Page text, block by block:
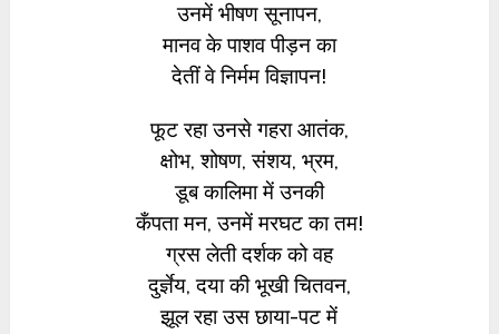
उनमें भीषण सूनापन,
मानव के पाशव पीड़न का
देतीं वे निर्मम विज्ञापन!
फूट रहा उनसे गहरा आतंक,
क्षोभ, शोषण, संशय, भ्रम,
डूब कालिमा में उनकी
कँपता मन, उनमें मरघट का तम!
ग्रस लेती दर्शक को वह
दुर्ज्ञेय, दया की भूखी चितवन,
झूल रहा उस छाया-पट में